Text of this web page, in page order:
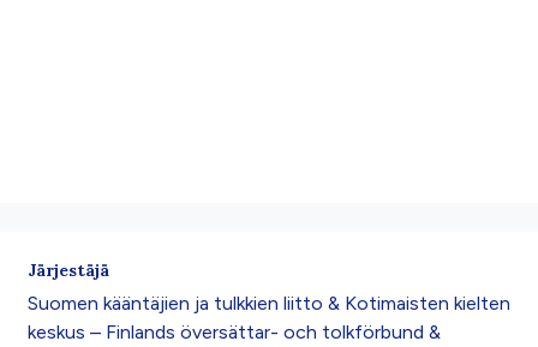
Järjestäjä
Suomen kääntäjien ja tulkkien liitto & Kotimaisten kielten
keskus – Finlands översättar- och tolkförbund &